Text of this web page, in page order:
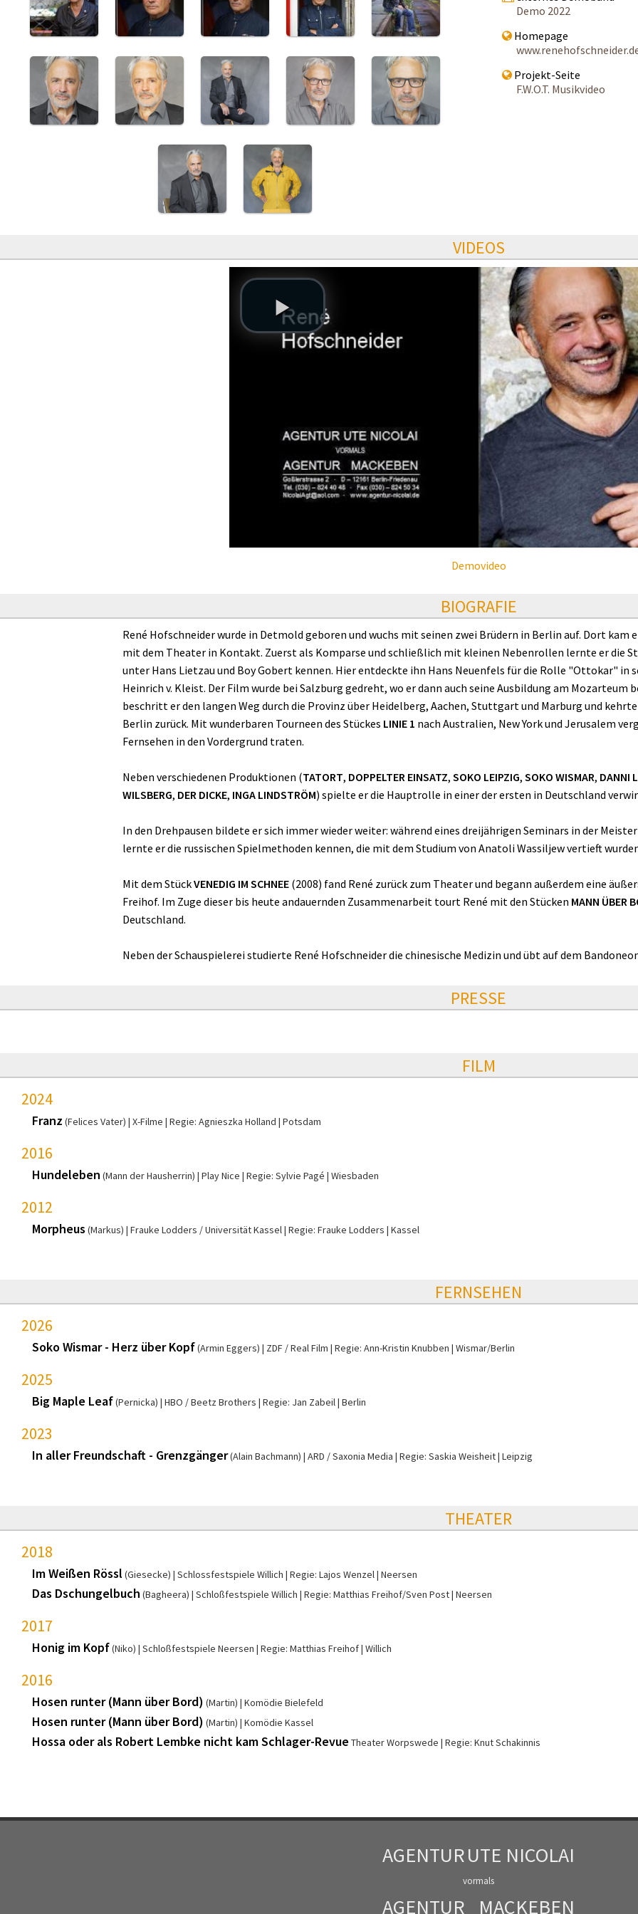
Demo 2022
Homepage
Projekt-Seite
F.W.O.T. Musikvideo
VIDEOS
Demovideo
BIOGRAFIE
René Hofschneider wurde in Detmold geboren und wuchs mit seinen zwei Brüdern in Berlin auf. Dort kam
mit dem Theater in Kontakt. Zuerst als Komparse und schließlich mit kleinen Nebenrollen lernte er die
unter Hans Lietzau und Boy Gobert kennen. Hier entdeckte ihn Hans Neuenfels für die Rolle "Ottokar" in
Heinrich v. Kleist. Der Film wurde bei Salzburg gedreht, wo er dann auch seine Ausbildung am Mozarteum
beschritt er den langen Weg durch die Provinz über Heidelberg, Aachen, Stuttgart und Marburg und
Berlin zurück. Mit wunderbaren Tourneen des Stückes LINIE 1 nach Australien, New York und Jerusalem
Fernsehen in den Vordergrund traten.
Neben verschiedenen Produktionen (TATORT, DOPPELTER EINSATZ, SOKO LEIPZIG, SOKO WISMAR, DANNI
WILSBERG, DER DICKE, INGA LINDSTRÖM) spielte er die Hauptrolle in einer der ersten in Deutschland
In den Drehpausen bildete er sich immer wieder weiter: während eines dreijährigen Seminars in der
lernte er die russischen Spielmethoden kennen, die mit dem Studium von Anatoli Wassiljew vertieft
Mit dem StückVENEDIG IM SCHNEE (2008) fand René zurück zum Theater und begann außerdem eine
Freihof. Im Zuge dieser bis heute andauernden Zusammenarbeit tourt René mit den Stücken MANN ÜBER
Deutschland.
Neben der Schauspielerei studierte René Hofschneider die chinesische Medizin und übt auf dem
PRESSE
FILM
2024
Franz (Felices Vater) X-Filme Regie: Agnieszka Holland Potsdam
2016
Hundeleben (Mann der Hausherrin) Play Nice Regie: Sylvie Pagé Wiesbaden
2012
Morpheus (Markus) Frauke Lodders / Universität Kassel Regie: Frauke Lodders Kassel
FERNSEHEN
2026
Soko Wismar - Herz über Kopf(Armin Eggers) ZDF / Real Film Regie: Ann-Kristin Knubben Wismar/Berlin
2025
Big Maple Leaf(Pernicka) HBO / Beetz Brothers Regie: Jan Zabeil Berlin
2023
In aller Freundschaft - Grenzgänger(Alain Bachmann) ARD / Saxonia Media Regie: Saskia Weisheit Leipzig
THEATER
2018
Im Weißen Rössl (Giesecke) Schlossfestspiele Willich Regie: Lajos Wenzel Neersen
Das Dschungelbuch (Bagheera) Schloßfestspiele Willich Regie: Matthias Freihof/Sven Post Neersen
2017
Honig im Kopf(Niko) Schloßfestspiele Neersen Regie: Matthias Freihof Willich
2016
Hosen runter (Mann über Bord) (Martin) Komödie Bielefeld
Hosen runter (Mann über Bord) (Martin) Komödie Kassel
Hossa oder als Robert Lembke nicht kam Schlager-Revue Theater Worpswede Regie: Knut Schakinnis
AGENTURUTE NICOLAI
vormals
AGENTUR MACKEBEN